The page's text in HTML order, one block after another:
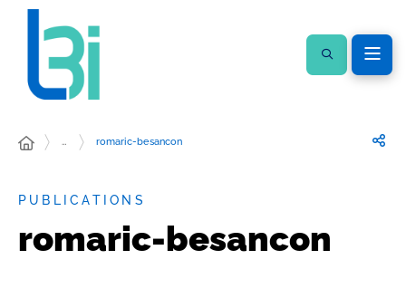
… romaric-besancon
PUBLICATIONS
romaric-besancon